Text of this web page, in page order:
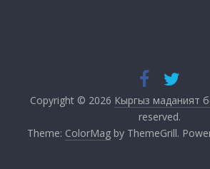
Copyright © 2026 Кыргыз маданият
reserved.
Theme: ColorMagby ThemeGrill.